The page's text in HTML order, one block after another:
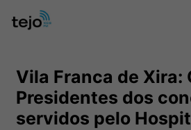
Vila Franca de Xira:
Presidentes dos
servidos pelo